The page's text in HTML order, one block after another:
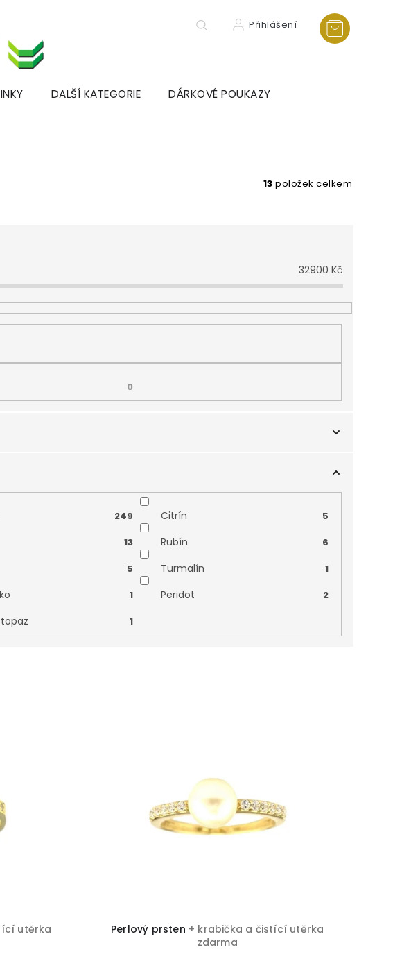
Přihlášení
DALŠÍ KATEGORIE DÁRKOVÉ POUKAZY
13 položek celkem
32900 Kč
0
249 Citrín 5
13 Rubín 6
5 Turmalín 1
1 Peridot 2
1
utěrka
Perlový prsten + krabička a čistící utěrka
zdarma